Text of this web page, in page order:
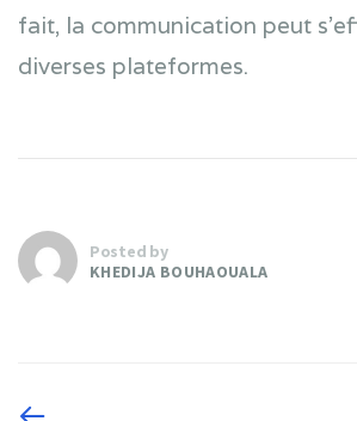
fait, la communication peut
diverses plateformes.
Posted by
KHEDIJA BOUHAOUALA